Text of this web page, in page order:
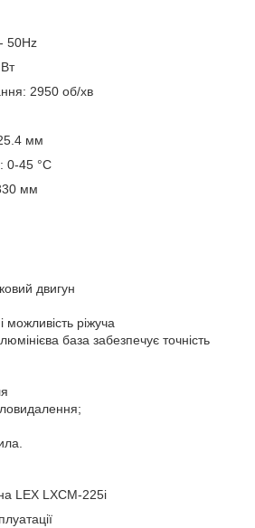
50Hz
2950 об/хв
мм
0-45 °C
мм
двигун
можливість ріжуча
база забезпечує точність
LEX LXCM-225i